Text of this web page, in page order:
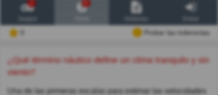
2
Probar las inderectas
¿Qué término náutico define un clima tranquilo y sin
viento?
Una de las primeras escalas para estimar las velocidades